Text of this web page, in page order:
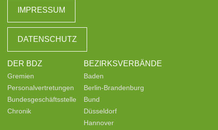
IMPRESSUM
DATENSCHUTZ
DER BDZ
Gremien
Personalvertretungen
Bundesgeschäftsstelle
Chronik
BEZIRKSVERBÄNDE
Baden
Berlin-Brandenburg
Bund
Düsseldorf
Hannover